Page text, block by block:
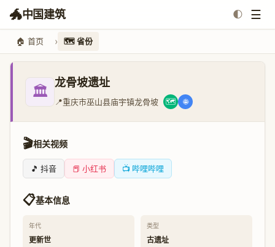
🐲中国建筑 🌓 ☰
🏠 首页 🗺️ 省份
🏛️ 龙骨坡遗址
📍重庆市巫山县庙宇镇龙骨坡 🗺️ 🌐
🎬相关视频
🎵 抖音 📕 小红书 📺 哔哩哔哩
📋基本信息
年代
更新世
类型
古遗址